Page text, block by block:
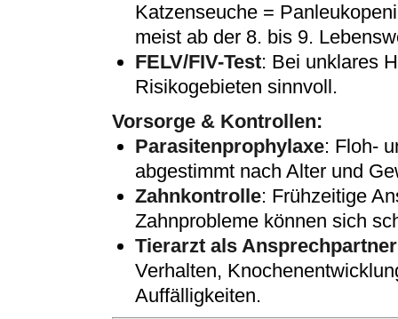
Katzenseuche =
meist ab der 8. bis 9.
FELV/FIV-Test: Bei unklares
Risikogebieten sinnvoll.
Vorsorge & Kontrollen:
Parasitenprophylaxe: Floh-
abgestimmt nach Alter und
Zahnkontrolle: Frühzeitige
Zahnprobleme können sich
Tierarzt als Ansprechpartner
Verhalten,
Auffälligkeiten.